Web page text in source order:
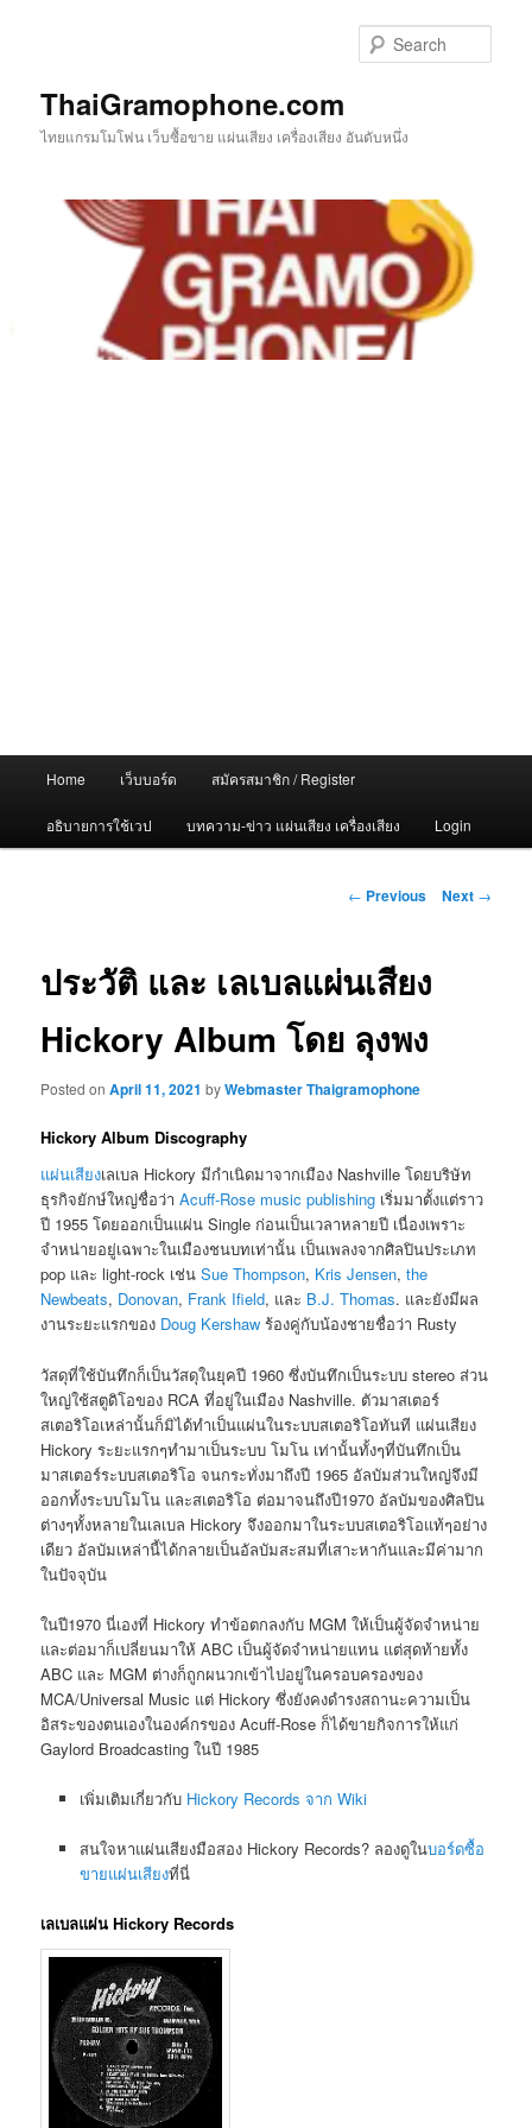
ThaiGramophone.com
ไทยแกรมโมโฟน เว็บซื้อขาย แผ่นเสียง เครื่องเสียง อันดับหนึ่ง
Home เว็บบอร์ด สมัครสมาชิก / Register
อธิบายการใช้เวป บทความ-ข่าว แผ่นเสียง เครื่องเสียง Login
Post
← Previous Next →
ประวัติ และ เลเบลแผ่นเสียง
Hickory Album โดย ลุงพง
Posted onApril 11, 2021 byWebmaster Thaigramophone
Hickory Album Discography
แผ่นเสียงเลเบล Hickory มีกำเนิดมาจากเมือง Nashville โดยบริษัท
ธุรกิจยักษ์ใหญ่ชื่อว่าAcuff-Rose music publishing เริ่มมาตั้งแต่ราว
ปี 1955 โดยออกเป็นแผ่น Single ก่อนเป็นเวลาหลายปี เนื่องเพราะ
จำหน่ายอยู่เฉพาะในเมืองชนบทเท่านั้น เป็นเพลงจากศิลปินประเภท
pop และ light-rock เช่นSue Thompson, Kris Jensen,the
Newbeats, Donovan, Frank Ifield, และ B.J. Thomas. และยังมีผล
งานระยะแรกของ Doug Kershaw ร้องคู่กับน้องชายชื่อว่า Rusty
วัสดุที่ใช้บันทึกก็เป็นวัสดุในยุคปี 1960 ซึ่งบันทึกเป็นระบบ stereo ส่วน
ใหญ่ใช้สตูดิโอของ RCA ที่อยู่ในเมือง Nashville. ตัวมาสเตอร์
สเตอริโอเหล่านั้นก็มิได้ทำเป็นแผ่นในระบบสเตอริโอทันที แผ่นเสียง
Hickory ระยะแรกๆทำมาเป็นระบบ โมโน เท่านั้นทั้งๆที่บันทึกเป็น
มาสเตอร์ระบบสเตอริโอ จนกระทั่งมาถึงปี 1965 อัลบัมส่วนใหญ่จึงมี
ออกทั้งระบบโมโน และสเตอริโอ ต่อมาจนถึงปี1970 อัลบัมของศิลปิน
ต่างๆทั้งหลายในเลเบล Hickory จึงออกมาในระบบสเตอริโอแท้ๆอย่าง
เดียว อัลบัมเหล่านี้ได้กลายเป็นอัลบัมสะสมที่เสาะหากันและมีค่ามาก
ในปัจจุบัน
ในปี1970 นี่เองที่ Hickory ทำข้อตกลงกับ MGM ให้เป็นผู้จัดจำหน่าย
และต่อมาก็เปลี่ยนมาให้ ABC เป็นผู้จัดจำหน่ายแทน แต่สุดท้ายทั้ง
ABC และ MGM ต่างก็ถูกผนวกเข้าไปอยู่ในครอบครองของ
MCA/Universal Music แต่ Hickory ซึ่งยังคงดำรงสถานะความเป็น
อิสระของตนเองในองค์กรของ Acuff-Rose ก็ได้ขายกิจการให้แก่
Gaylord Broadcasting ในปี 1985
เพิ่มเติมเกี่ยวกับ Hickory Records จาก Wiki
สนใจหาแผ่นเสียงมือสอง Hickory Records? ลองดูในบอร์ดซื้อ
ขายแผ่นเสียงที่นี่
เลเบลแผ่น Hickory Records